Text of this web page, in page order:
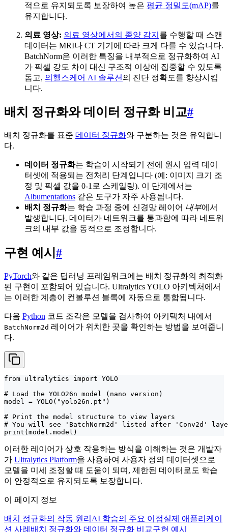
적으로 유지되도록 보장하여 높은 평균 정밀도(mAP)를
유지합니다.
의료 영상: 의료 영상에서의 종양 감지 를 수행할 때 스캔
데이터는 MRI나 CT 기기에 따라 크게 다를 수 있습니다.
BatchNorm은 이러한 특징을 내부적으로 정규화하여 AI
가 픽셀 강도 차이 대신 구조적 이상에 집중할 수 있도록
돕고, 의헬스케어 AI 솔루션 의 진단 정확도를 향상시킵
니다.
배치 정규화와 데이터 정규화 비교#
배치 정규화를 표준 데이터 정규화와 구분하는 것은 유익합니
다.
데이터 정규화는 학습이 시작되기 전에 원시 입력 데이
터셋에 적용되는 전처리 단계입니다 (예: 이미지 크기 조
정 및 픽셀 값을 0-1로 스케일링). 이 단계에서는
Albumentations 같은 도구가 자주 사용됩니다.
배치 정규화는 학습 과정 중에 신경망 레이어 내부에서
발생합니다. 데이터가 네트워크를 통과함에 따라 네트워
크의 내부 값을 동적으로 조정합니다.
구현 예시 #
PyTorch와 같은 딥러닝 프레임워크에는 배치 정규화의 최적화
된 구현이 포함되어 있습니다. Ultralytics YOLO 아키텍처에서
는 이러한 계층이 컨볼루션 블록에 자동으로 통합됩니다.
다음 Python 코드 조각은 모델을 검사하여 아키텍처 내에서
BatchNorm2d 레이어가 위치한 곳을 확인하는 방법을 보여줍니
다.
from ultralytics import YOLO
# Load the YOLO26n model (nano version)
model = YOLO("yolo26n.pt")
# Print the model structure to view layers
# You will see 'BatchNorm2d' listed after 'Conv2d'
print(model.model)
이러한 레이어가 상호 작용하는 방식을 이해하는 것은 개발자
가 Ultralytics Platform을 사용하여 사용자 정의 데이터셋으로
모델을 미세 조정할 때 도움이 되며, 제한된 데이터로도 학습
이 안정적으로 유지되도록 보장합니다.
이 페이지 정보
배치 정규화의 작동 원리 AI 학습의 주요 이점실제 애플리케이
션 사례 배치 정규화와 데이터 정규화 비교구현 예시